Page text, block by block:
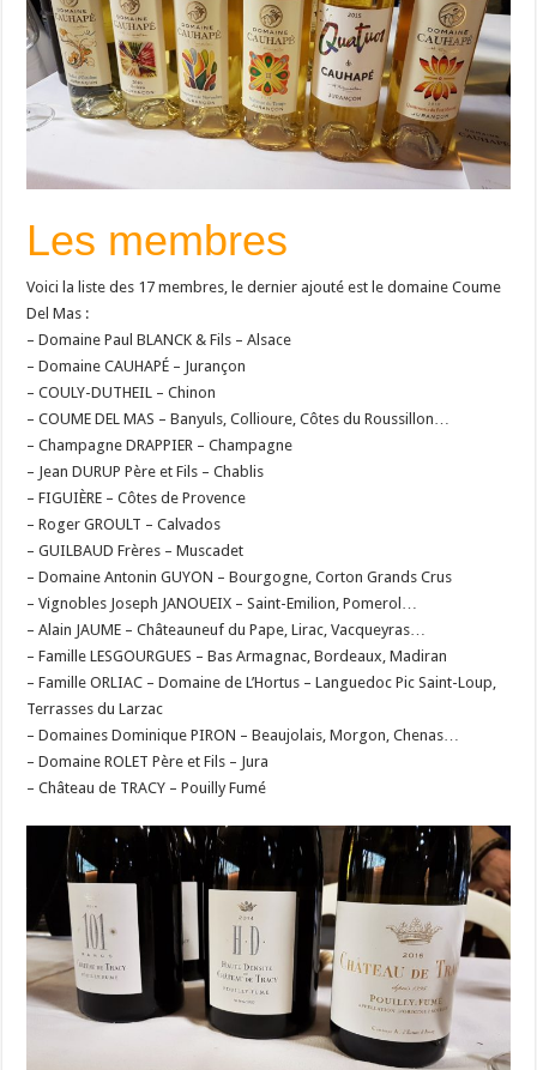
Les membres
Voici la liste des 17 membres, le dernier ajouté est le domaine Coume
Del Mas :
– Domaine Paul BLANCK & Fils – Alsace
– Domaine CAUHAPÉ – Jurançon
– COULY-DUTHEIL – Chinon
– COUME DEL MAS – Banyuls, Collioure, Côtes du Roussillon…
– Champagne DRAPPIER – Champagne
– Jean DURUP Père et Fils – Chablis
– FIGUIÈRE – Côtes de Provence
– Roger GROULT – Calvados
– GUILBAUD Frères – Muscadet
– Domaine Antonin GUYON – Bourgogne, Corton Grands Crus
– Vignobles Joseph JANOUEIX – Saint-Emilion, Pomerol…
– Alain JAUME – Châteauneuf du Pape, Lirac, Vacqueyras…
– Famille LESGOURGUES – Bas Armagnac, Bordeaux, Madiran
– Famille ORLIAC – Domaine de L’Hortus – Languedoc Pic Saint-Loup,
Terrasses du Larzac
– Domaines Dominique PIRON – Beaujolais, Morgon, Chenas…
– Domaine ROLET Père et Fils – Jura
– Château de TRACY – Pouilly Fumé